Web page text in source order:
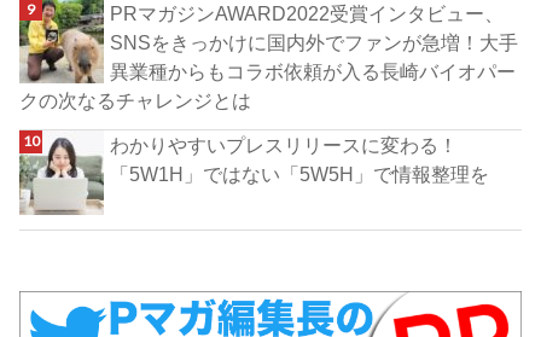
PRマガジンAWARD2022受賞インタビュー、
SNSをきっかけに国内外でファンが急増！大手
異業種からもコラボ依頼が入る長崎バイオパー
クの次なるチャレンジとは
わかりやすいプレスリリースに変わる！
「5W1H」ではない「5W5H」で情報整理を